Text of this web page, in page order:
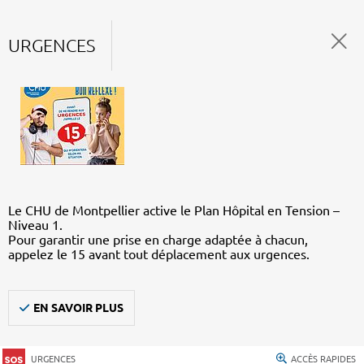
URGENCES
Le CHU de Montpellier active le Plan Hôpital en Tension –
Niveau 1.
Pour garantir une prise en charge adaptée à chacun,
appelez le 15 avant tout déplacement aux urgences.
EN SAVOIR PLUS
URGENCES ACCÈS RAPIDES